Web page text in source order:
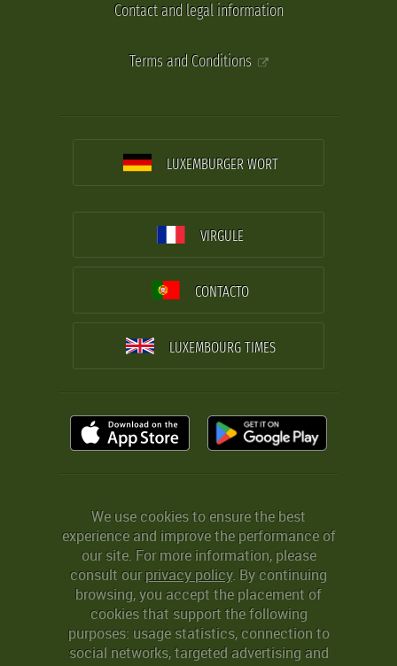
Contact and legal information
Terms and Conditions
LUXEMBURGER WORT
VIRGULE
CONTACTO
LUXEMBOURG TIMES
We use cookies to ensure the best
experience and improve the performance of
our site. For more information, please
consult ourprivacy policy. By continuing
browsing, you accept the placement of
cookies that support the following
purposes: usage statistics, connection to
social networks, targeted advertising and